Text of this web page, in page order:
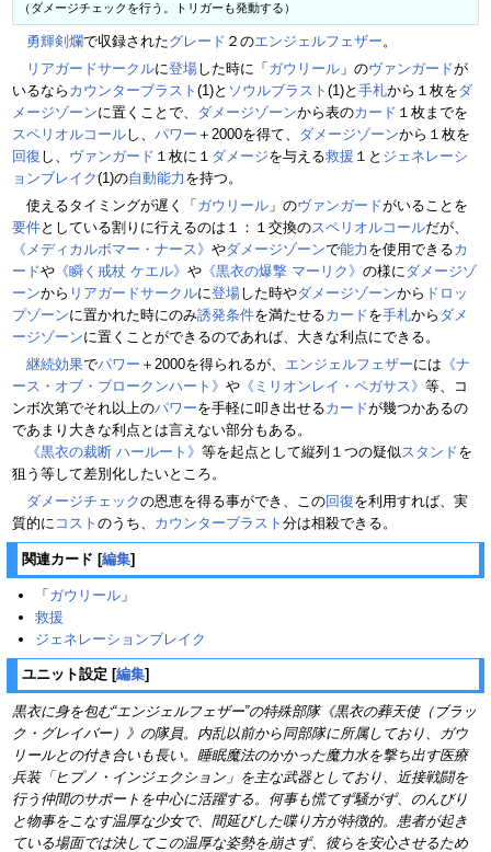
（ダメージチェックを行う。トリガーも発動する）
勇輝剣爛で収録されたグレード ２のエンジェルフェザー。
リアガードサークルに登場した時に「 ガウリール 」のヴァンガードが
いるなら カウンターブラスト (1)と ソウルブラスト (1)と 手札から１枚をダ
メージゾーンに置くことで、 ダメージゾーンから表のカード １枚までを
スペリオルコールし、 パワー ＋2000を得て、 ダメージゾーンから１枚を
回復 し、 ヴァンガード １枚に１ ダメージを与える救援 １と ジェネレーシ
ョンブレイク(1)の自動能力 を持つ。
使えるタイミングが遅く「 ガウリール 」のヴァンガードがいることを
要件としている割りに行えるのは１：１交換のスペリオルコールだが、
《メディカルボマー・ナース》 やダメージゾーンで能力 を使用できるカ
ードや 《瞬く戒杖 ケエル》 や 《黒衣の爆撃 マーリク》 の様にダメージゾ
ーンから リアガードサークルに登場した時やダメージゾーンから ドロッ
プゾーンに置かれた時にのみ誘発条件を満たせるカードを手札から ダメ
ージゾーンに置くことができるのであれば、大きな利点にできる。
継続効果でパワー ＋2000を得られるが、 エンジェルフェザーには 《ナ
ース・オブ・ブロークンハート》 や 《ミリオンレイ・ペガサス》 等、コ
ンボ次第でそれ以上のパワーを手軽に叩き出せるカードが幾つかあるの
であまり大きな利点とは言えない部分もある。
《黒衣の裁断 ハールート》 等を起点として縦列１つの疑似スタンドを
狙う等して差別化したいところ。
ダメージチェックの恩恵を得る事ができ、この回復を利用すれば、実
質的に コスト のうち、 カウンターブラスト 分は相殺できる。
関連カード [編集]
「 ガウリール 」
救援
ジェネレーションブレイク
ユニット設定 [編集]
黒衣に身を包む“エンジェルフェザー”の特殊部隊《黒衣の葬天使（ブラッ
ク・グレイバー）》の隊員。内乱以前から同部隊に所属しており、ガウ
リールとの付き合いも長い。睡眠魔法のかかった魔力水を撃ち出す医療
兵装「ヒプノ・インジェクション」を主な武器としており、近接戦闘を
行う仲間のサポートを中心に活躍する。何事も慌てず騒がず、のんびり
と物事をこなす温厚な少女で、間延びした喋り方が特徴的。患者が起き
ている場面では決してこの温厚な姿勢を崩さず、彼らを安心させるため